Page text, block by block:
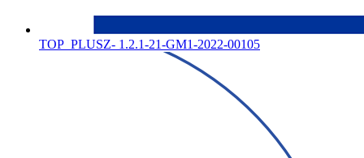
TOP_PLUSZ- 1.2.1-21-GM1-2022-00105